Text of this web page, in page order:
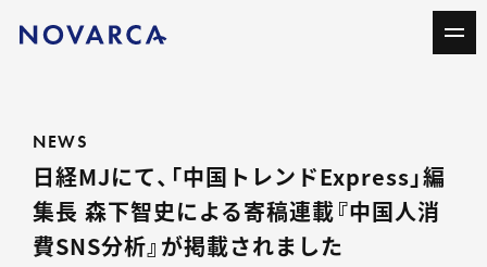
NEWS
日経MJにて、「中国トレンドExpress」編
集長 森下智史による寄稿連載『中国人消
費SNS分析』が掲載されました